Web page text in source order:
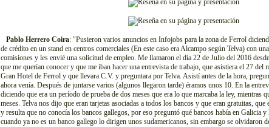
Pablo Herrero Coira: "Pusieron varios anuncios en Infojobs para la zona de Ferrol
de crédito en un stand en centros comerciales (En este caso era Alcampo según Telva) con
comisiones y les envié una solicitud de empleo. Me llamaron el día 22 de Julio del 2016
que me querían conocer y que me iban hacer una entrevista de trabajo, que asistiera el 27 del
Gran Hotel de Ferrol y que llevara C.V. y preguntara por Telva. Asistí antes de la hora,
ahora venía. Después de juntarse varios (algunos llegaron tarde) éramos unos 10. En la
diciendo que era un período de prueba de dos meses que era lo que marcaba la ley, mientras
meses. Telva nos dijo que eran tarjetas asociadas a todos los bancos y que eran gratuitas,
y resulta que no conocía los bancos gallegos, por eso preguntó qué bancos había en Galicia
cuando ya no es un banco gallego lo dirigen unos sudamericanos, sin embargo se olvidaron